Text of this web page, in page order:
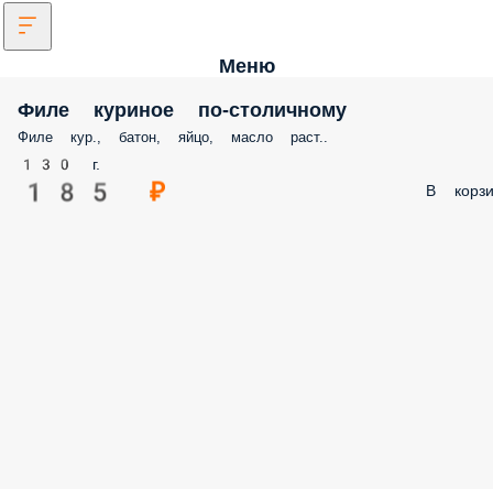
Меню
Филе куриное по-столичному
Филе кур., батон, яйцо, масло раст..
130 г.
185 ₽ В